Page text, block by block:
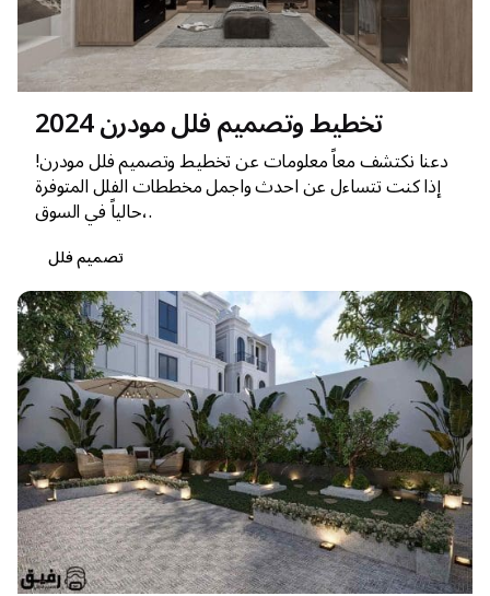
تخطيط وتصميم فلل مودرن 2024
دعنا نكتشف معاً معلومات عن تخطيط وتصميم فلل مودرن!
إذا كنت تتساءل عن احدث واجمل مخططات الفلل المتوفرة
حالياً في السوق،.
تصميم فلل